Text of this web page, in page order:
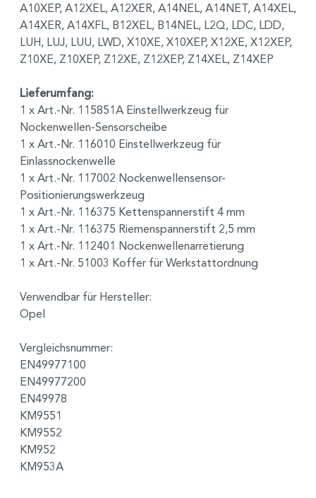
A10XEP, A12XEL, A12XER, A14NEL, A14NET, A14XEL,
A14XER, A14XFL, B12XEL, B14NEL, L2Q, LDC, LDD,
LUH, LUJ, LUU, LWD, X10XE, X10XEP, X12XE, X12XEP,
Z10XE, Z10XEP, Z12XE, Z12XEP, Z14XEL, Z14XEP
Lieferumfang:
1 x Art.-Nr. 115851A Einstellwerkzeug für
Nockenwellen-Sensorscheibe
1 x Art.-Nr. 116010 Einstellwerkzeug für
Einlassnockenwelle
1 x Art.-Nr. 117002 Nockenwellensensor-
Positionierungswerkzeug
1 x Art.-Nr. 116375 Kettenspannerstift 4 mm
1 x Art.-Nr. 116375 Riemenspannerstift 2,5 mm
1 x Art.-Nr. 112401 Nockenwellenarretierung
1 x Art.-Nr. 51003 Koffer für Werkstattordnung
Verwendbar für Hersteller:
Opel
Vergleichsnummer:
EN49977100
EN49977200
EN49978
KM9551
KM9552
KM952
KM953A